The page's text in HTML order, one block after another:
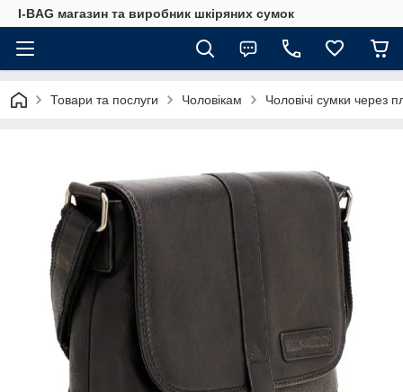
I-BAG магазин та виробник шкіряних сумок
Товари та послуги Чоловікам Чоловічі сумки через